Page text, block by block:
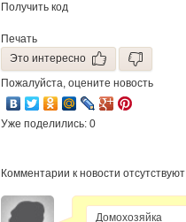
Получить код
Печать
Это интересно
Пожалуйста, оцените новость
Уже поделились: 0
Комментарии к новости отсутствуют